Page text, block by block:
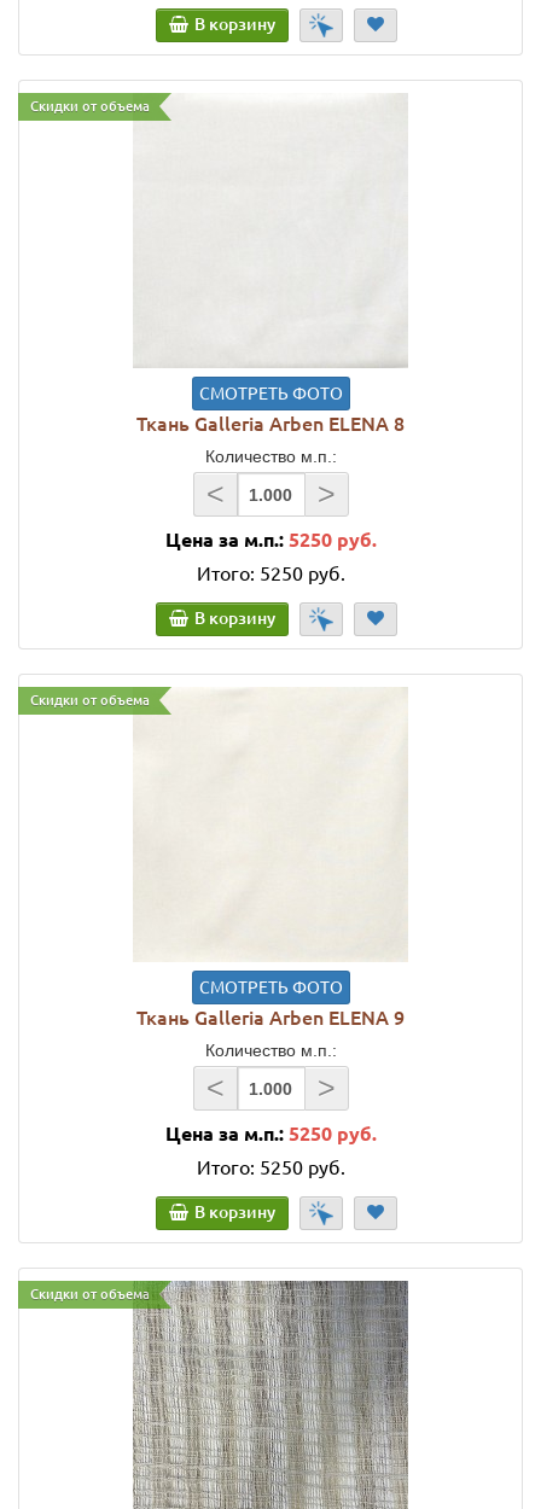
В корзину
Скидки от объема
СМОТРЕТЬ ФОТО
Ткань Galleria Arben ELENA 8
Количество м.п.:
< >
Цена за м.п.: 5250 руб.
Итого: 5250 руб.
В корзину
Скидки от объема
СМОТРЕТЬ ФОТО
Ткань Galleria Arben ELENA 9
Количество м.п.:
< >
Цена за м.п.: 5250 руб.
Итого: 5250 руб.
В корзину
Скидки от объема